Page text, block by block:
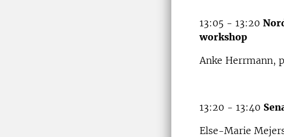
13:05 - 13:20
workshop
Anke Herrmann,
13:20 - 13:40
Else-Marie